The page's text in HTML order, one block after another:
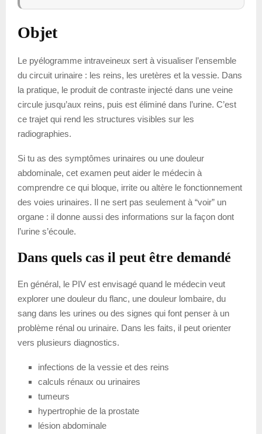
Objet
Le pyélogramme intraveineux sert à visualiser l’ensemble
du circuit urinaire : les reins, les uretères et la vessie. Dans
la pratique, le produit de contraste injecté dans une veine
circule jusqu’aux reins, puis est éliminé dans l’urine. C’est
ce trajet qui rend les structures visibles sur les
radiographies.
Si tu as des symptômes urinaires ou une douleur
abdominale, cet examen peut aider le médecin à
comprendre ce qui bloque, irrite ou altère le fonctionnement
des voies urinaires. Il ne sert pas seulement à “voir” un
organe : il donne aussi des informations sur la façon dont
l’urine s’écoule.
Dans quels cas il peut être demandé
En général, le PIV est envisagé quand le médecin veut
explorer une douleur du flanc, une douleur lombaire, du
sang dans les urines ou des signes qui font penser à un
problème rénal ou urinaire. Dans les faits, il peut orienter
vers plusieurs diagnostics.
infections de la vessie et des reins
calculs rénaux ou urinaires
tumeurs
hypertrophie de la prostate
lésion abdominale